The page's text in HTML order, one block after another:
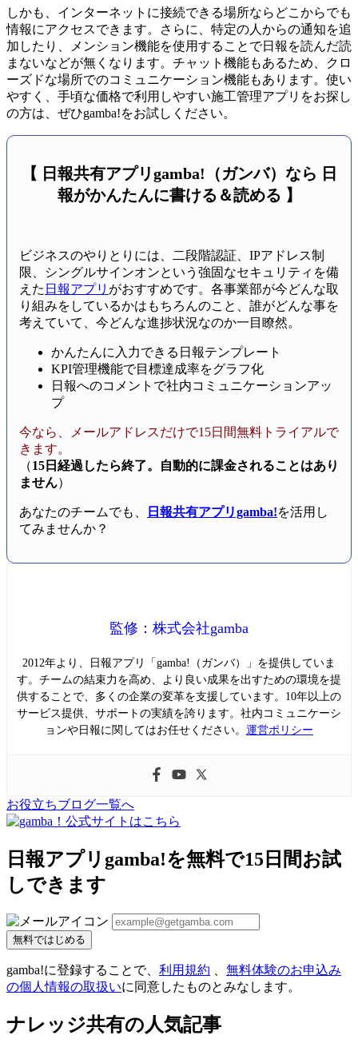
しかも、インターネットに接続できる場所ならどこからでも
情報にアクセスできます。さらに、特定の人からの通知を追
加したり、メンション機能を使用することで日報を読んだ読
まないなどが無くなります。チャット機能もあるため、クロ
ーズドな場所でのコミュニケーション機能もあります。使い
やすく、手頃な価格で利用しやすい施工管理アプリをお探し
の方は、ぜひgamba!をお試しください。
【 日報共有アプリgamba!（ガンバ）なら 日
報がかんたんに書ける＆読める 】
ビジネスのやりとりには、二段階認証、IPアドレス制
限、シングルサインオンという強固なセキュリティを備
えた 日報アプリ がおすすめです。各事業部が今どんな取
り組みをしているかはもちろんのこと、誰がどんな事を
考えていて、今どんな進捗状況なのか一目瞭然。
かんたんに入力できる日報テンプレート
KPI管理機能で目標達成率をグラフ化
日報へのコメントで社内コミュニケーションアッ
プ
今なら、メールアドレスだけで15日間無料トライアルで
きます。
（15日経過したら終了。自動的に課金されることはあり
ません）
あなたのチームでも、 日報共有アプリgamba!を活用し
てみませんか？
監修：株式会社gamba
2012年より、日報アプリ「gamba!（ガンバ）」を提供していま
す。チームの結束力を高め、より良い成果を出すための環境を提
供することで、多くの企業の変革を支援しています。10年以上の
サービス提供、サポートの実績を誇ります。社内コミュニケーシ
ョンや日報に関してはお任せください。 運営ポリシー
お役立ちブログ一覧へ
日報アプリgamba!を無料で15日間お試
しできます
無料ではじめる
gamba!に登録することで、 利用規約
無料体験のお申込み
の個人情報の取扱いに同意したものとみなします。
ナレッジ共有の人気記事